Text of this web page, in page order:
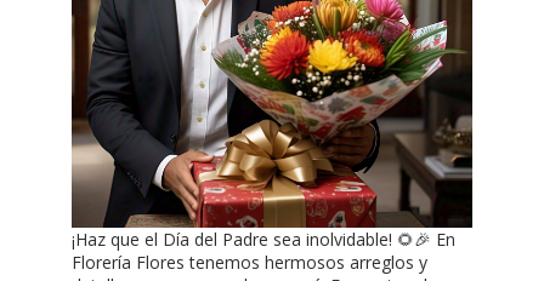
¡Haz que el Día del Padre sea inolvidable! 🌻🎉 En
Florería Flores tenemos hermosos arreglos y